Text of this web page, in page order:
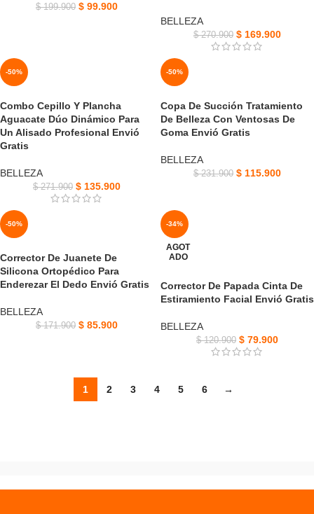
$199.900 $ 99.900
BELLEZA
$270.900 $ 169.900
-50%
Combo Cepillo Y Plancha
Aguacate Dúo Dinámico Para
Un Alisado Profesional Envió
Gratis
BELLEZA
$271.900 $ 135.900
-50%
Copa De Succión Tratamiento
De Belleza Con Ventosas De
Goma Envió Gratis
BELLEZA
$231.900 $ 115.900
-50%
Corrector De Juanete De
Silicona Ortopédico Para
Enderezar El Dedo Envió Gratis
BELLEZA
$171.900 $ 85.900
-34%
AGOT
ADO
Corrector De Papada Cinta De
Estiramiento Facial Envió Gratis
BELLEZA
$120.900 $ 79.900
1 2 3 4 5 6 →